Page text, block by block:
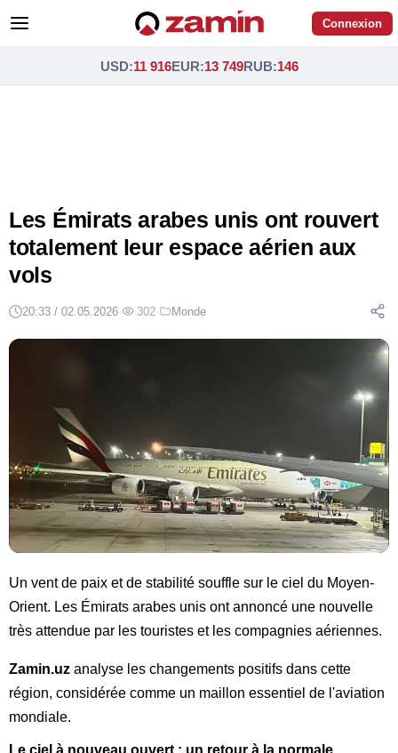
Connexion
USD:11 916EUR:13 749RUB:146
Les Émirats arabes unis ont rouvert
totalement leur espace aérien aux
vols
20:33 / 02.05.2026· 302· Monde
Un vent de paix et de stabilité souffle sur le ciel du Moyen-
Orient. Les Émirats arabes unis ont annoncé une nouvelle
très attendue par les touristes et les compagnies aériennes.
Zamin.uz analyse les changements positifs dans cette
région, considérée comme un maillon essentiel de l'aviation
mondiale.
Le ciel à nouveau ouvert : un retour à la normale